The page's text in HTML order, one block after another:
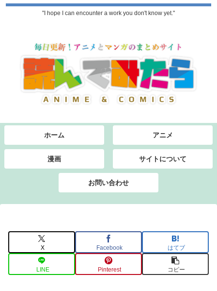
"I hope I can encounter a work you don't know yet."
ホーム アニメ
漫画 サイトについて
お問い合わせ
X Facebook はてブ
LINE Pinterest コピー